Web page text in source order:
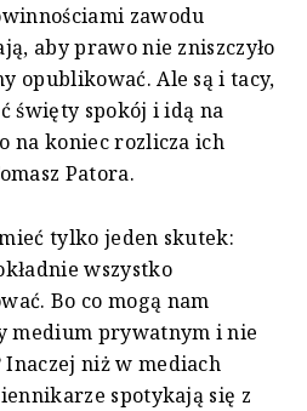
zawodu
aby prawo nie zniszczyło
opublikować. Ale są i tacy,
święty spokój i idą na
na koniec rozlicza ich
Patora.
tylko jeden skutek:
wszystko
Bo co mogą nam
medium prywatnym i nie
niż w mediach
spotykają się z